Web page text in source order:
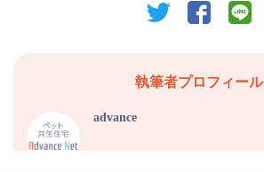
twitter facebook
執筆者プロフィール
advance